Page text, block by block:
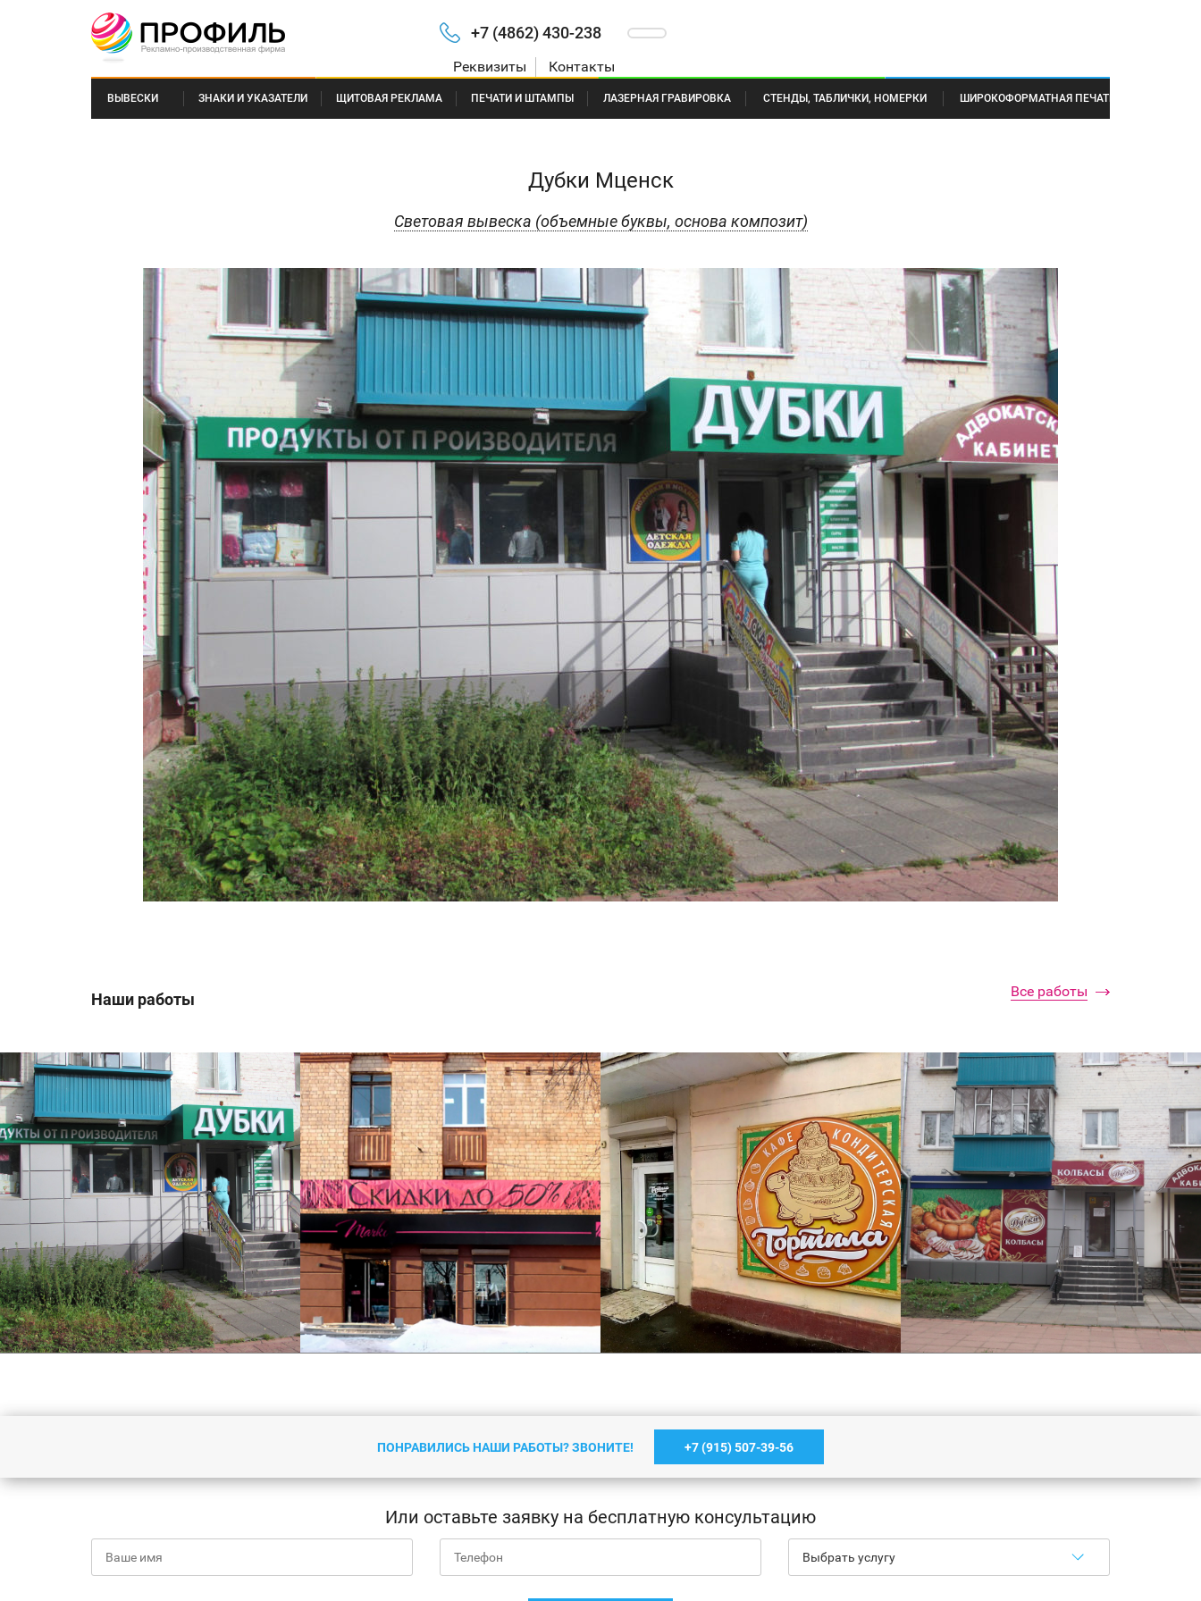
+7 (4862) 430-238
Реквизиты Контакты
ВЫВЕСКИ ЗНАКИ И УКАЗАТЕЛИ ЩИТОВАЯ РЕКЛАМА ПЕЧАТИ И ШТАМПЫ ЛАЗЕРНАЯ ГРАВИРОВКА СТЕНДЫ, ТАБЛИЧКИ, НОМЕРКИ ШИРОКОФОРМАТНАЯ ПЕЧАТЬ
Дубки Мценск
Световая вывеска (объемные буквы, основа композит)
Наши работы Все работы
Вывеска
Подробнее
Небольшая несветовая вывеска
Подробнее
Бюджетная вывеска Дубки
ПОНРАВИЛИСЬ НАШИ РАБОТЫ? ЗВОНИТЕ! +7 (915) 507-39-56
Или оставьте заявку на бесплатную консультацию